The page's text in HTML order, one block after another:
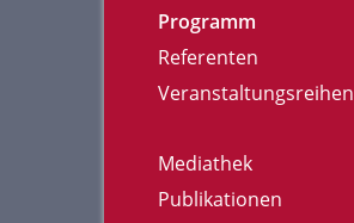
Programm
Referenten
Veranstaltungsreihen
Mediathek
Publikationen